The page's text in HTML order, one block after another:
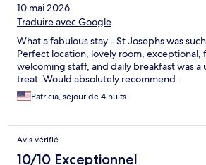
10 mai 2026
Traduire avec Google
What a fabulous stay - St Josephs was
Perfect location, lovely room, exceptional,
welcoming staff, and daily breakfast was a
treat. Would absolutely recommend.
Patricia, séjour de 4 nuits
Avis vérifié
10/10 Exceptionnel